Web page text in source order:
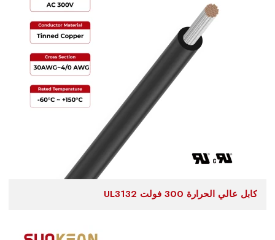
كابل عالي الحرارة 300 فولت UL3132